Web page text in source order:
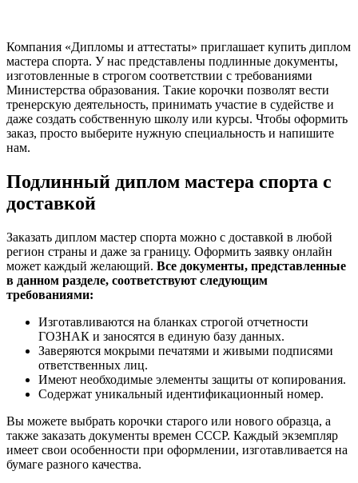
Компания «Дипломы и аттестаты» приглашает купить диплом
мастера спорта. У нас представлены подлинные документы,
изготовленные в строгом соответствии с требованиями
Министерства образования. Такие корочки позволят вести
тренерскую деятельность, принимать участие в судействе и
даже создать собственную школу или курсы. Чтобы оформить
заказ, просто выберите нужную специальность и напишите
нам.
Подлинный диплом мастера спорта с
доставкой
Заказать диплом мастер спорта можно с доставкой в любой
регион страны и даже за границу. Оформить заявку онлайн
может каждый желающий. Все документы, представленные
в данном разделе, соответствуют следующим
требованиями:
Изготавливаются на бланках строгой отчетности
ГОЗНАК и заносятся в единую базу данных.
Заверяются мокрыми печатями и живыми подписями
ответственных лиц.
Имеют необходимые элементы защиты от копирования.
Содержат уникальный идентификационный номер.
Вы можете выбрать корочки старого или нового образца, а
также заказать документы времен СССР. Каждый экземпляр
имеет свои особенности при оформлении, изготавливается на
бумаге разного качества.